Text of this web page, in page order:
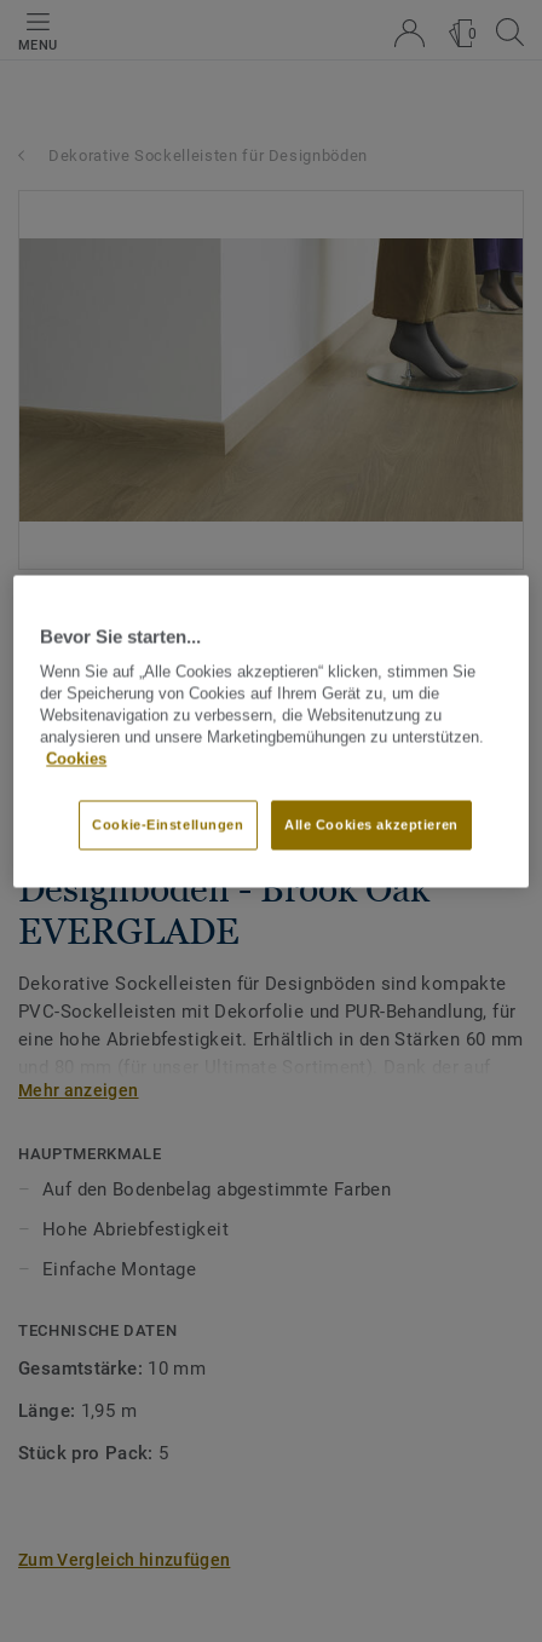
MENU
0
Dekorative Sockelleisten für Designböden
Alle Designs anzeigen (200)
Tarkett Zubehör Komplettsortiment
Dekorative Sockelleisten für
Designböden - Brook Oak
EVERGLADE
Dekorative Sockelleisten für Designböden sind kompakte
PVC-Sockelleisten mit Dekorfolie und PUR-Behandlung, für
eine hohe Abriebfestigkeit. Erhältlich in den Stärken 60 mm
unsere Designböden abgestimmten Farben sorgen Sie für
Mehr anzeigen
HAUPTMERKMALE
Auf den Bodenbelag abgestimmte Farben
Hohe Abriebfestigkeit
Einfache Montage
TECHNISCHE DATEN
Gesamtstärke: 10 mm
Länge: 1,95 m
Stück pro Pack: 5
Zum Vergleich hinzufügen
Bevor Sie starten...
Wenn Sie auf „Alle Cookies akzeptieren“ klicken, stimmen Sie
der Speicherung von Cookies auf Ihrem Gerät zu, um die
Websitenavigation zu verbessern, die Websitenutzung zu
analysieren und unsere Marketingbemühungen zu unterstützen.
Cookies
Alle Cookies akzeptieren
Cookie-Einstellungen